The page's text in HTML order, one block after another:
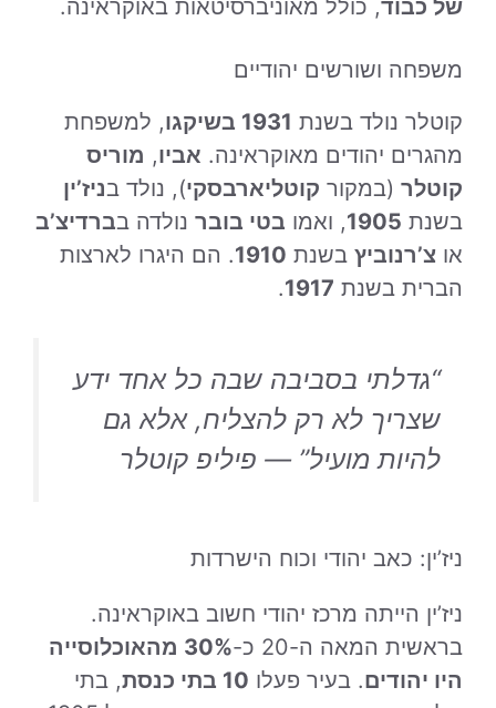
של כבוד, כולל מאוניברסיטאות באוקראינה.
משפחה ושורשים יהודיים
קוטלר נולד בשנת 1931 בשיקגו
, למשפחת
מהגרים יהודים מאוקראינה. אביו, מוריס
קוטלר (במקור קוטליארבסקי), נולד בניז’ין
בשנת 1905, ואמו בטי בובר נולדה בברדיצ’ב
או צ’רנוביץ בשנת 1910. הם היגרו לארצות
הברית בשנת 1917
.
“גדלתי בסביבה שבה כל אחד ידע
שצריך לא רק להצליח, אלא גם
להיות מועיל” — פיליפ קוטלר
ניז’ין: כאב יהודי וכוח הישרדות
ניז’ין הייתה מרכז יהודי חשוב באוקראינה.
בראשית המאה ה-20 כ-
30% מהאוכלוסייה
היו יהודים. בעיר פעלו 10 בתי כנסת
, בתי